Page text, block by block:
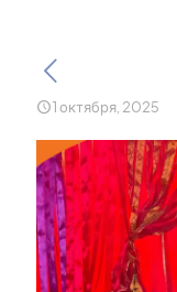
1 октября, 2025